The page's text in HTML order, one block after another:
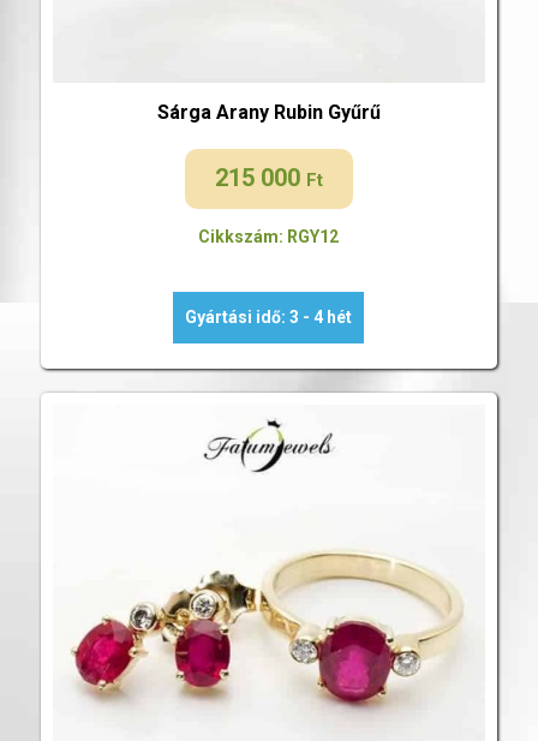
Sárga Arany Rubin Gyűrű
215 000 Ft
Cikkszám: RGY12
Gyártási idő: 3 - 4 hét